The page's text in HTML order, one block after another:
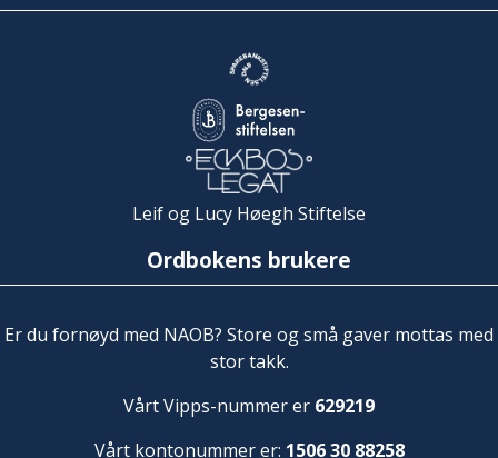
Leif og Lucy Høegh Stiftelse
Ordbokens brukere
Er du fornøyd med NAOB? Store og små gaver mottas med
stor takk.
Vårt Vipps-nummer er 629219
Vårt kontonummer er: 1506 30 88258